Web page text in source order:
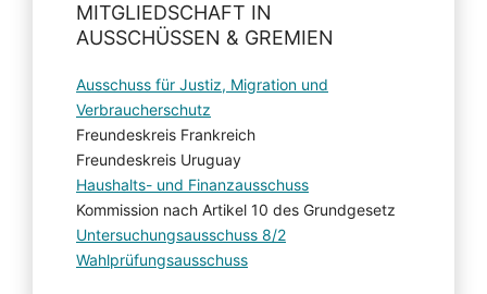
MITGLIEDSCHAFT IN
AUSSCHÜSSEN & GREMIEN
Ausschuss für Justiz, Migration und
Verbraucherschutz
Freundeskreis Frankreich
Freundeskreis Uruguay
Haushalts- und Finanzausschuss
Kommission nach Artikel 10 des Grundgesetz
Untersuchungsausschuss 8/2
Wahlprüfungsausschuss